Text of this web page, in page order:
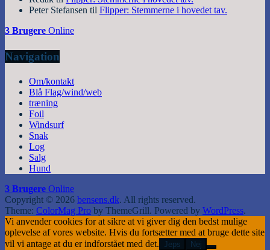
Peter Stefansen til Flipper: Stemmerne i hovedet tav.
3 Brugere Online
Navigation
Om/kontakt
Blå Flag/wind/web
træning
Foil
Windsurf
Snak
Log
Salg
Hund
3 Brugere Online
Copyright © 2026 bensens.dk. All rights reserved.
Theme: ColorMag Pro by ThemeGrill. Powered by WordPress.
Vi anvender cookies for at sikre at vi giver dig den bedst mulige
oplevelse af vores website. Hvis du fortsætter med at bruge dette site
vil vi antage at du er indforstået med det. Jeps Nej